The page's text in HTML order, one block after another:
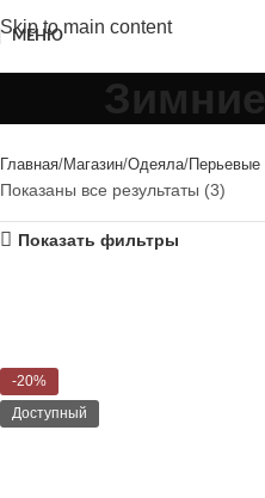
Skip to main content
МЕНЮ
Главная Магазин Одеяла Перьевые
Показаны все результаты (3)
Показать фильтры
-20%
Доступный